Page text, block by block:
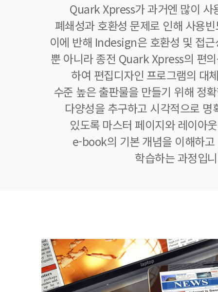
Quark Xpress가 과거엔 많이 사
폐쇄성과 호환성 문제로 인해 사용
이에 반해 Indesign은 호환성 및 접
뿐 아니라 종전 Quark Xpress의 편
하여 편집디자인 프로그램의 대
수준 높은 출판물을 만들기 위해 정
다양성을 추구하고 시각적으로 명
있도록 마스터 페이지와 레이아
e-book의 기본 개념을 이해하
학습하는 과정입